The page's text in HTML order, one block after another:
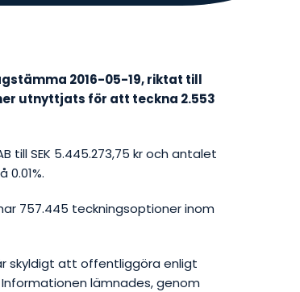
2016-05-19, riktat till
utnyttjats för att teckna 2.553
till SEK 5.445.273,75 kr och antalet
757.445 teckningsoptioner inom
skyldigt att offentliggöra enligt
lämnades, genom